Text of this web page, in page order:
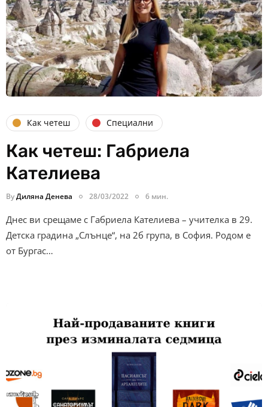
Как четеш Специални
Как четеш: Габриела
Кателиева
ByДиляна Денева 28/03/2022 6 мин.
Днес ви срещаме с Габриела Кателиева – учителка в 29.
Детска градина „Слънце“, на 2б група, в София. Родом е
от Бургас…